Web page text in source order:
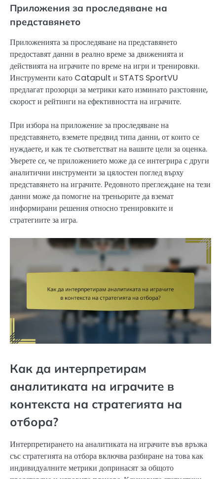
Приложения за проследяване на
представянето
Приложенията за проследяване на представянето
предоставят данни в реално време за движенията и
действията на играчите по време на игри и тренировки.
Инструменти като Catapult и STATS SportVU
предлагат прозорци за метрики като изминато разстояние,
скорост и рейтинги на ефективността на играчите.
При избора на приложение за проследяване на
представянето, вземете предвид типа данни, от които се
нуждаете, и как те съответстват на вашите цели за оценка.
Уверете се, че приложението може да се интегрира с други
аналитични инструменти за цялостен поглед върху
представянето на играчите. Редовното преглеждане на тези
данни може да помогне на треньорите да вземат
информирани решения относно тренировките и
стратегиите за игра.
Как да интерпретирам
аналитиката на играчите в
контекста на стратегията на
отбора?
Интерпретирането на аналитиката на играчите във връзка
със стратегията на отбора включва разбиране на това как
индивидуалните метрики допринасят за общото